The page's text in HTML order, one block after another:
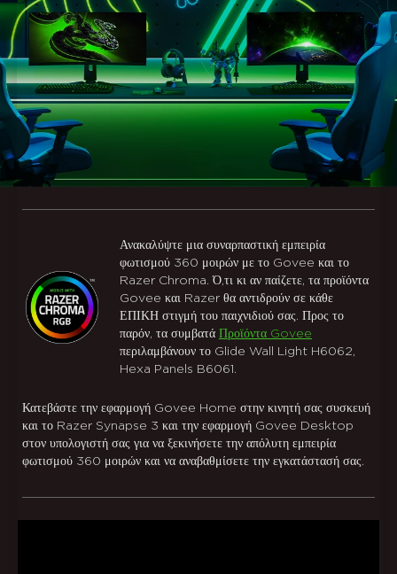
Ανακαλύψτε μια συναρπαστική εμπειρία
φωτισμού 360 μοιρών με το Govee και το
Razer Chroma. Ό,τι κι αν παίζετε, τα προϊόντα
Govee και Razer θα αντιδρούν σε κάθε
ΕΠΙΚΗ στιγμή του παιχνιδιού σας. Προς το
παρόν, τα συμβατά Προϊόντα Govee
περιλαμβάνουν το Glide Wall Light H6062,
Hexa Panels B6061.
Κατεβάστε την εφαρμογή Govee Home στην κινητή σας συσκευή
και το Razer Synapse 3 και την εφαρμογή Govee Desktop
στον υπολογιστή σας για να ξεκινήσετε την απόλυτη εμπειρία
φωτισμού 360 μοιρών και να αναβαθμίσετε την εγκατάστασή σας.